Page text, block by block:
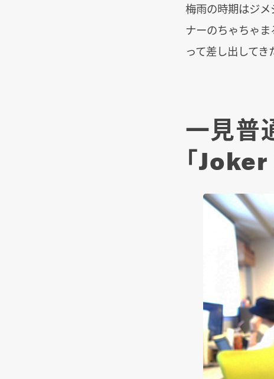
梅雨の時期はジ
ナーのちゃちゃま
って差し出してき
一見普
「